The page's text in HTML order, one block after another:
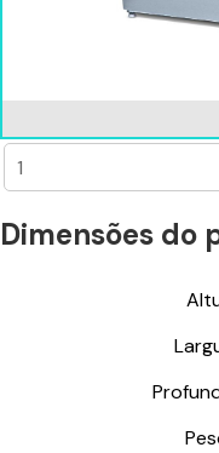
Dimensões do